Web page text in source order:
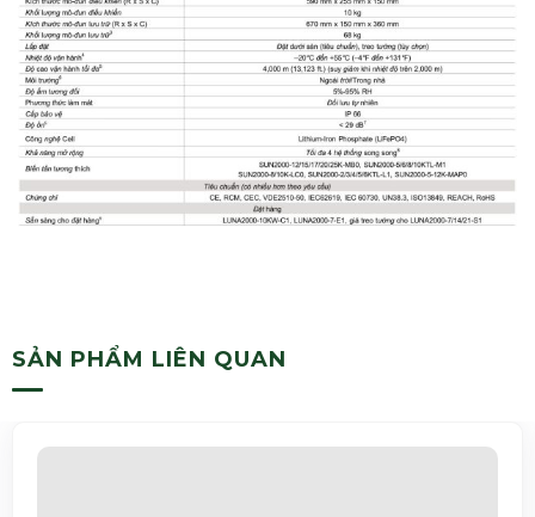
SẢN PHẨM LIÊN QUAN